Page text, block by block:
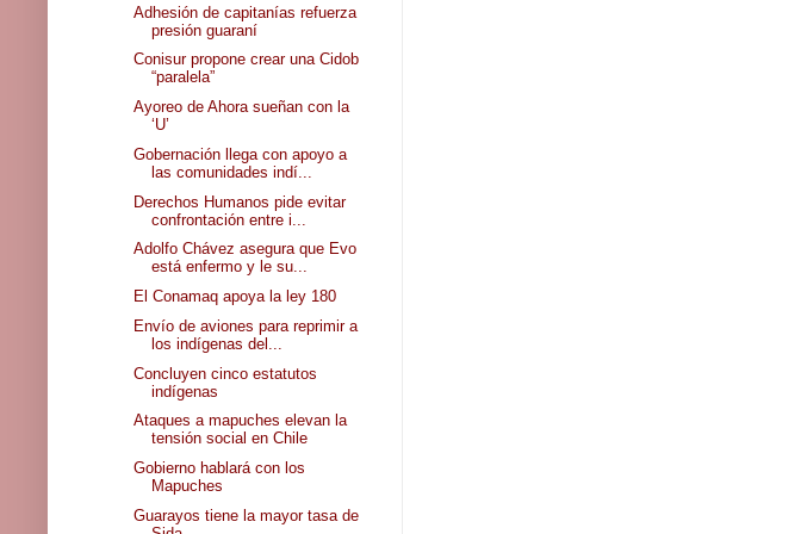
Adhesión de capitanías refuerza
presión guaraní
Conisur propone crear una Cidob
“paralela”
Ayoreo de Ahora sueñan con la
‘U’
Gobernación llega con apoyo a
las comunidades indí...
Derechos Humanos pide evitar
confrontación entre i...
Adolfo Chávez asegura que Evo
está enfermo y le su...
El Conamaq apoya la ley 180
Envío de aviones para reprimir a
los indígenas del...
Concluyen cinco estatutos
indígenas
Ataques a mapuches elevan la
tensión social en Chile
Gobierno hablará con los
Mapuches
Guarayos tiene la mayor tasa de